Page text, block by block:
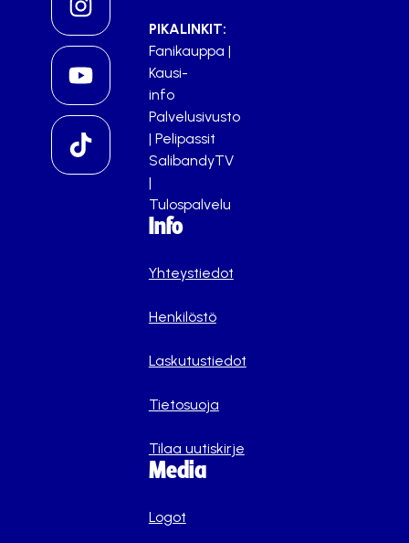
PIKALINKIT:
Fanikauppa |
Kausi-
info
Palvelusivusto
| Pelipassit
SalibandyTV
|
Tulospalvelu
Info
Yhteystiedot
Henkilöstö
Laskutustiedot
Tietosuoja
Tilaa uutiskirje
Media
Logot